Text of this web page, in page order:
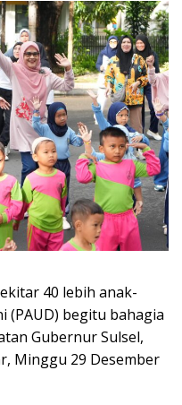
40 lebih anak-
(PAUD) begitu bahagia
Gubernur Sulsel,
Minggu 29 Desember